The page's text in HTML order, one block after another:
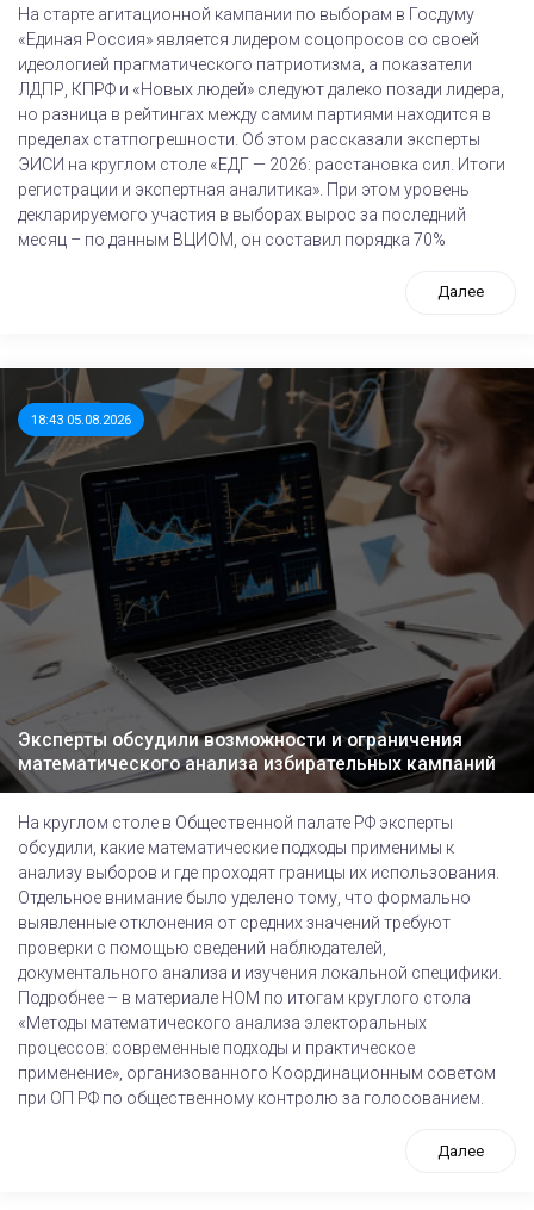
На старте агитационной кампании по выборам в Госдуму
«Единая Россия» является лидером соцопросов со своей
идеологией прагматического патриотизма, а показатели
ЛДПР, КПРФ и «Новых людей» следуют далеко позади лидера,
но разница в рейтингах между самим партиями находится в
пределах статпогрешности. Об этом рассказали эксперты
ЭИСИ на круглом столе «ЕДГ — 2026: расстановка сил. Итоги
регистрации и экспертная аналитика». При этом уровень
декларируемого участия в выборах вырос за последний
месяц – по данным ВЦИОМ, он составил порядка 70%
Далее
18:43 05.08.2026
Эксперты обсудили возможности и ограничения
математического анализа избирательных кампаний
На круглом столе в Общественной палате РФ эксперты
обсудили, какие математические подходы применимы к
анализу выборов и где проходят границы их использования.
Отдельное внимание было уделено тому, что формально
выявленные отклонения от средних значений требуют
проверки с помощью сведений наблюдателей,
документального анализа и изучения локальной специфики.
Подробнее – в материале НОМ по итогам круглого стола
«Методы математического анализа электоральных
процессов: современные подходы и практическое
применение», организованного Координационным советом
при ОП РФ по общественному контролю за голосованием.
Далее